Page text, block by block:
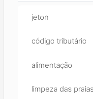
jeton
código tributário
alimentação
limpeza das praias